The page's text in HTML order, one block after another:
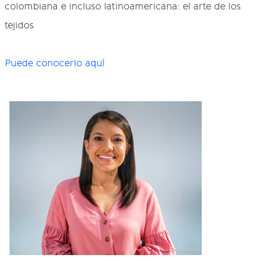
colombiana e incluso latinoamericana: el arte de los
tejidos
Puede conocerlo aquí